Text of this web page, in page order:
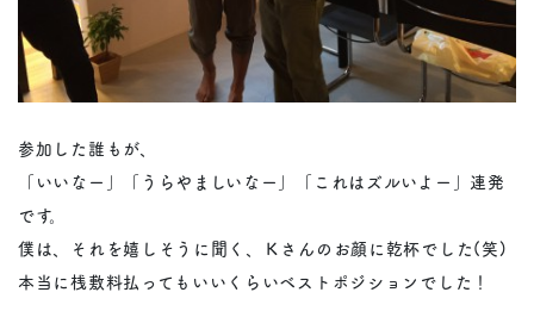
参加した誰もが、
「いいなー」「うらやましいなー」「これはズルいよー」連発
です。
僕は、それを嬉しそうに聞く、Ｋさんのお顔に乾杯でした(笑)
本当に桟敷料払ってもいいくらいベストポジションでした！